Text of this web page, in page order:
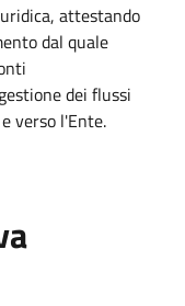
attestando
dal quale
dei flussi
verso l'Ente.